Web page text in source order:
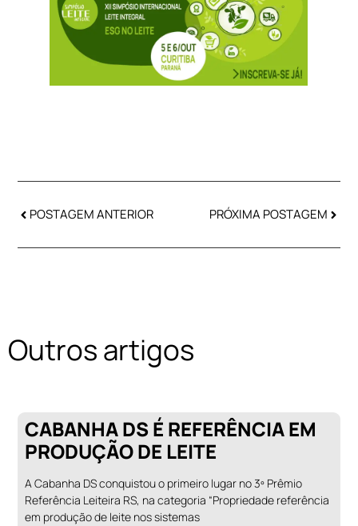
POSTAGEM ANTERIOR PRÓXIMA POSTAGEM
Outros artigos
CABANHA DS É REFERÊNCIA EM
PRODUÇÃO DE LEITE
A Cabanha DS conquistou o primeiro lugar no 3º Prêmio
Referência Leiteira RS, na categoria “Propriedade referência
em produção de leite nos sistemas